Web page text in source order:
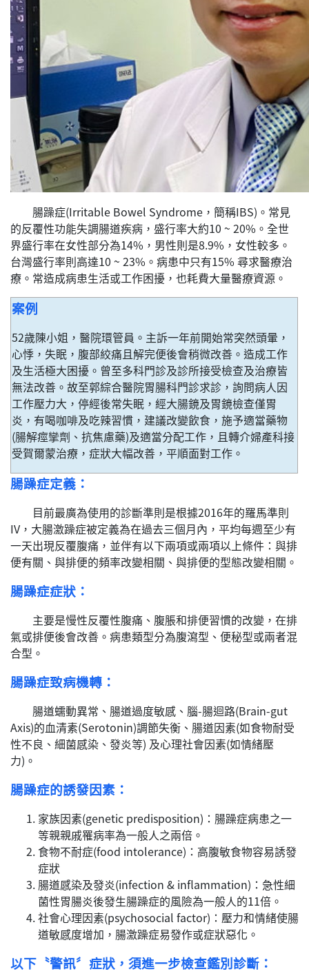
腸躁症(Irritable Bowel Syndrome，簡稱IBS)。常見
的反覆性功能失調腸道疾病，盛行率大約10 ~ 20%。全世
界盛行率在女性部分為14%，男性則是8.9%，女性較多。
台灣盛行率則高達10 ~ 23%。病患中只有15% 尋求醫療治
療。常造成病患生活或工作困擾，也耗費大量醫療資源。
案例
52歲陳小姐，醫院環管員。主訴一年前開始常突然頭暈，
心悸，失眠，腹部絞痛且解完便後會稍微改善。造成工作
及生活極大困擾。曾至多科門診及診所接受檢查及治療皆
無法改善。故至郭綜合醫院胃腸科門診求診，詢問病人因
工作壓力大，停經後常失眠，經大腸鏡及胃鏡檢查僅胃
炎，有喝咖啡及吃辣習慣，建議改變飲食，施予適當藥物
(腸解痙攣劑、抗焦慮藥)及適當分配工作，且轉介婦產科接
受賀爾蒙治療，症狀大幅改善，平順面對工作。
腸躁症定義：
目前最廣為使用的診斷準則是根據2016年的羅馬準則
IV，大腸激躁症被定義為在過去三個月內，平均每週至少有
一天出現反覆腹痛，並伴有以下兩項或兩項以上條件：與排
便有關、與排便的頻率改變相關、與排便的型態改變相關。
腸躁症症狀：
主要是慢性反覆性腹痛、腹脹和排便習慣的改變，在排
氣或排便後會改善。病患類型分為腹瀉型、便秘型或兩者混
合型。
腸躁症致病機轉：
腸道蠕動異常、腸道過度敏感、腦-腸迴路(Brain-gut
Axis)的血清素(Serotonin)調節失衡、腸道因素(如食物耐受
性不良、細菌感染、發炎等) 及心理社會因素(如情緒壓
力)。
腸躁症的誘發因素：
家族因素(genetic predisposition)：腸躁症病患之一
等親親戚罹病率為一般人之兩倍。
食物不耐症(food intolerance)：高腹敏食物容易誘發
症狀
腸道感染及發炎(infection & inflammation)：急性細
菌性胃腸炎後發生腸躁症的風險為一般人的11倍。
社會心理因素(psychosocial factor)：壓力和情緒使腸
道敏感度增加，腸激躁症易發作或症狀惡化。
以下〝警訊〞症狀，須進一步檢查鑑別診斷：